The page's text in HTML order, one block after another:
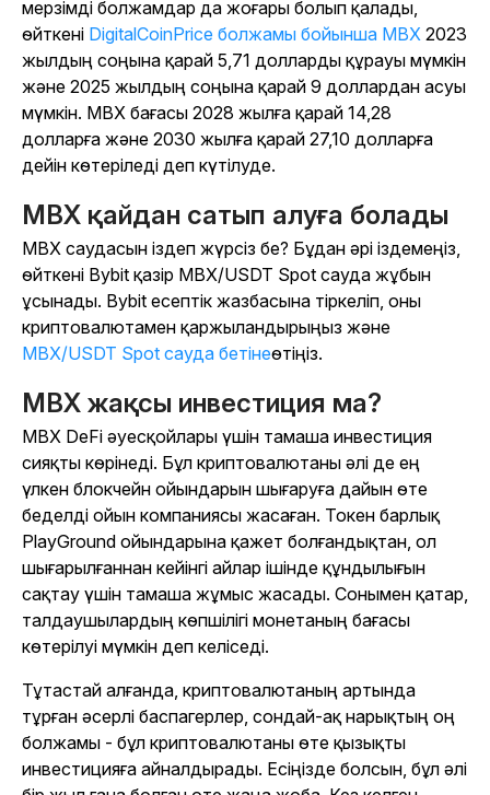
мерзімді болжамдар да жоғары болып қалады,
өйткені DigitalCoinPrice болжамы бойынша MBX 2023
жылдың соңына қарай 5,71 долларды құрауы мүмкін
және 2025 жылдың соңына қарай 9 доллардан асуы
мүмкін. MBX бағасы 2028 жылға қарай 14,28
долларға және 2030 жылға қарай 27,10 долларға
дейін көтеріледі деп күтілуде.
MBX қайдан сатып алуға болады
MBX саудасын іздеп жүрсіз бе? Бұдан әрі іздемеңіз,
өйткені Bybit қазір MBX/USDT Spot сауда жұбын
ұсынады. Bybit есептік жазбасына тіркеліп, оны
криптовалютамен қаржыландырыңыз және
MBX/USDT Spot сауда бетінеөтіңіз.
MBX жақсы инвестиция ма?
MBX DeFi әуесқойлары үшін тамаша инвестиция
сияқты көрінеді. Бұл криптовалютаны әлі де ең
үлкен блокчейн ойындарын шығаруға дайын өте
беделді ойын компаниясы жасаған. Токен барлық
PlayGround ойындарына қажет болғандықтан, ол
шығарылғаннан кейінгі айлар ішінде құндылығын
сақтау үшін тамаша жұмыс жасады. Сонымен қатар,
талдаушылардың көпшілігі монетаның бағасы
көтерілуі мүмкін деп келіседі.
Тұтастай алғанда, криптовалютаның артында
тұрған әсерлі баспагерлер, сондай-ақ нарықтың оң
болжамы - бұл криптовалютаны өте қызықты
инвестицияға айналдырады. Есіңізде болсын, бұл әлі